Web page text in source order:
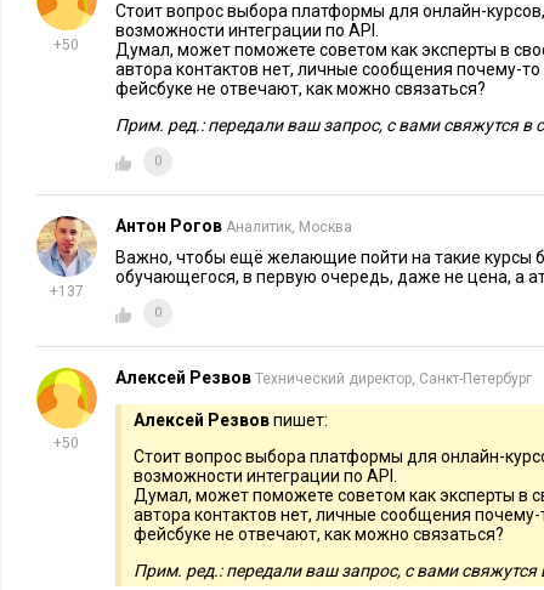
+50
Стоит вопрос выбора платформы для онлайн-
возможности интеграции по API.
Думал, может поможете советом как эксперты в
автора контактов нет, личные сообщения почему-
фейсбуке не отвечают, как можно связаться?
Прим. ред.: передали ваш запрос, с вами свяжутся в
0
+137
Антон Рогов Аналитик, Москва
Важно, чтобы ещё желающие пойти на такие курсы
обучающегося, в первую очередь, даже не цена, а
0
+50
Алексей Резвов Технический директор, Санкт-Петербург
Алексей Резвовпишет:
Стоит вопрос выбора платформы для онлайн-
возможности интеграции по API.
Думал, может поможете советом как эксперты в
автора контактов нет, личные сообщения
фейсбуке не отвечают, как можно связаться?
Прим. ред.: передали ваш запрос, с вами